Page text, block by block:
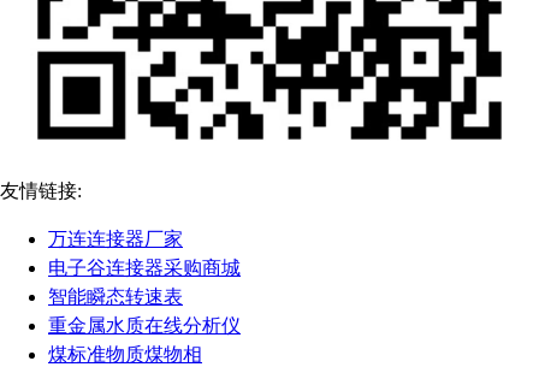
友情链接:
万连连接器厂家
电子谷连接器采购商城
智能瞬态转速表
重金属水质在线分析仪
煤标准物质煤物相